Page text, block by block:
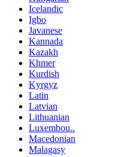
Icelandic
Igbo
Javanese
Kannada
Kazakh
Khmer
Kurdish
Kyrgyz
Latin
Latvian
Lithuanian
Luxembou..
Macedonian
Malagasy